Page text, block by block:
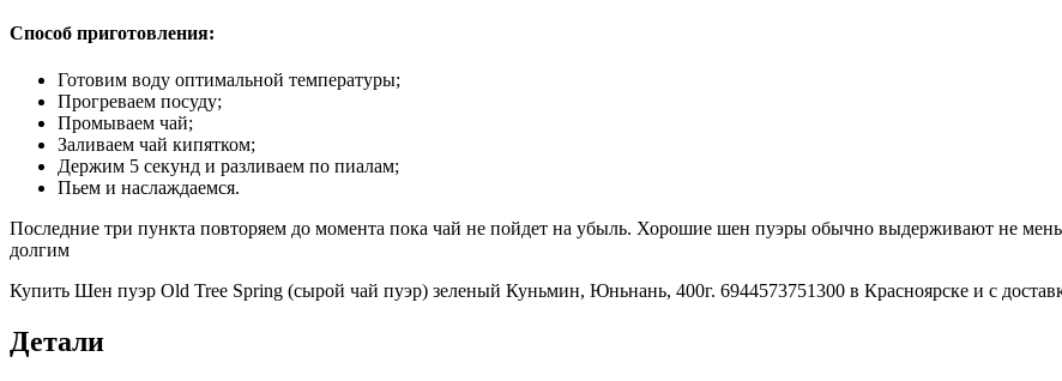
Способ приготовления:
Готовим воду оптимальной температуры;
Прогреваем посуду;
Промываем чай;
Заливаем чай кипятком;
Держим 5 секунд и разливаем по пиалам;
Пьем и наслаждаемся.
Последние три пункта повторяем до момента пока чай не пойдет на убыль. Хорошие шен пуэры обычно выдерживают не
долгим
Купить Шен пуэр Old Tree Spring (сырой чай пуэр) зеленый Куньмин, Юньнань, 400г. 6944573751300 в Красноярске и с
Детали